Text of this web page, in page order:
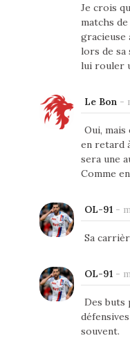
Je crois
matchs
gracieuse
lors de sa
lui rouler
Le Bon -
Oui,
en retard
sera une
Comme
OL-91 -
Sa
OL-91 -
Des buts
souvent.